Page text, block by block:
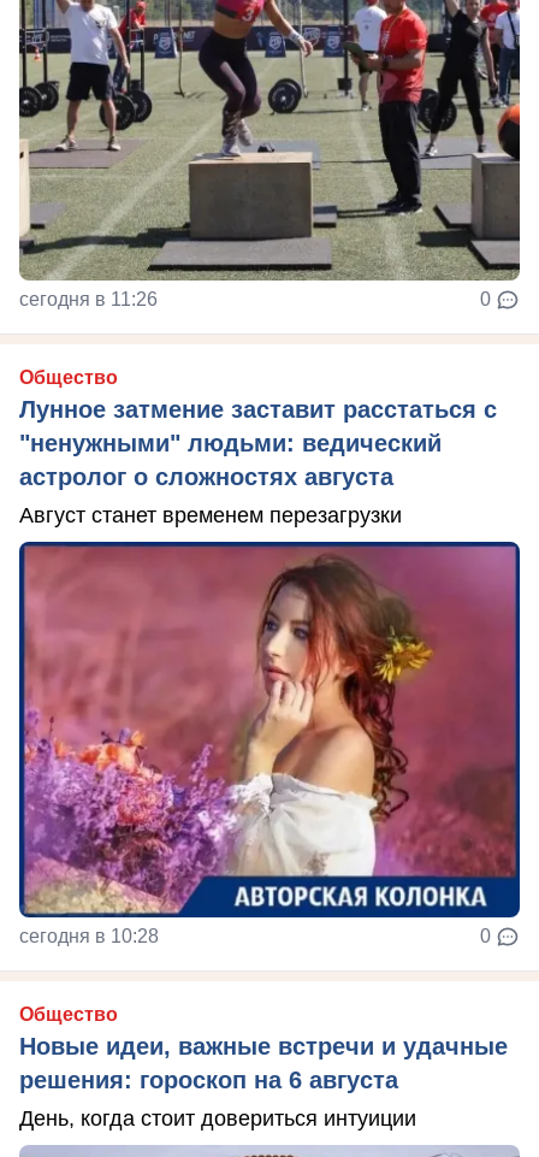
сегодня в 11:26 0
Общество
Лунное затмение заставит расстаться с
"ненужными" людьми: ведический
астролог о сложностях августа
Август станет временем перезагрузки
сегодня в 10:28 0
Общество
Новые идеи, важные встречи и удачные
решения: гороскоп на 6 августа
День, когда стоит довериться интуиции